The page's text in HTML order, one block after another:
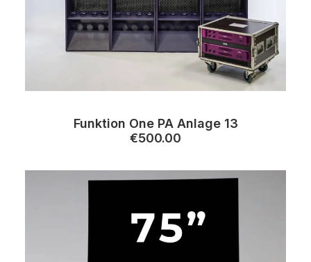
Funktion One PA Anlage 13
€500.00